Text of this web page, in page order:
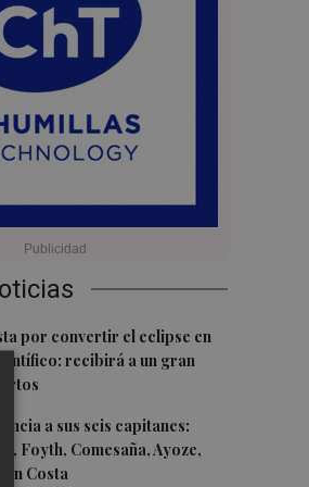
por convertir el eclipse en
recibirá a un gran
a sus seis capitanes:
Foyth, Comesaña, Ayoze,
Costa